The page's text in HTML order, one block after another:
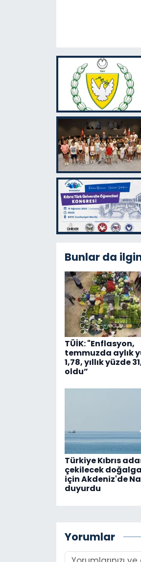
Bunlar da
TÜİK: "Enflasyon,
temmuzda aylık
1,78, yıllık yüzde
oldu”
Türkiye Kıbrıs
çekilecek
için Akdeniz'de
duyurdu
Yorumlar